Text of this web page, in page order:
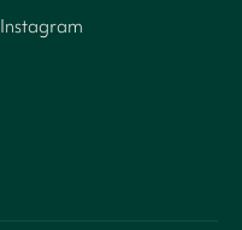
Instagram